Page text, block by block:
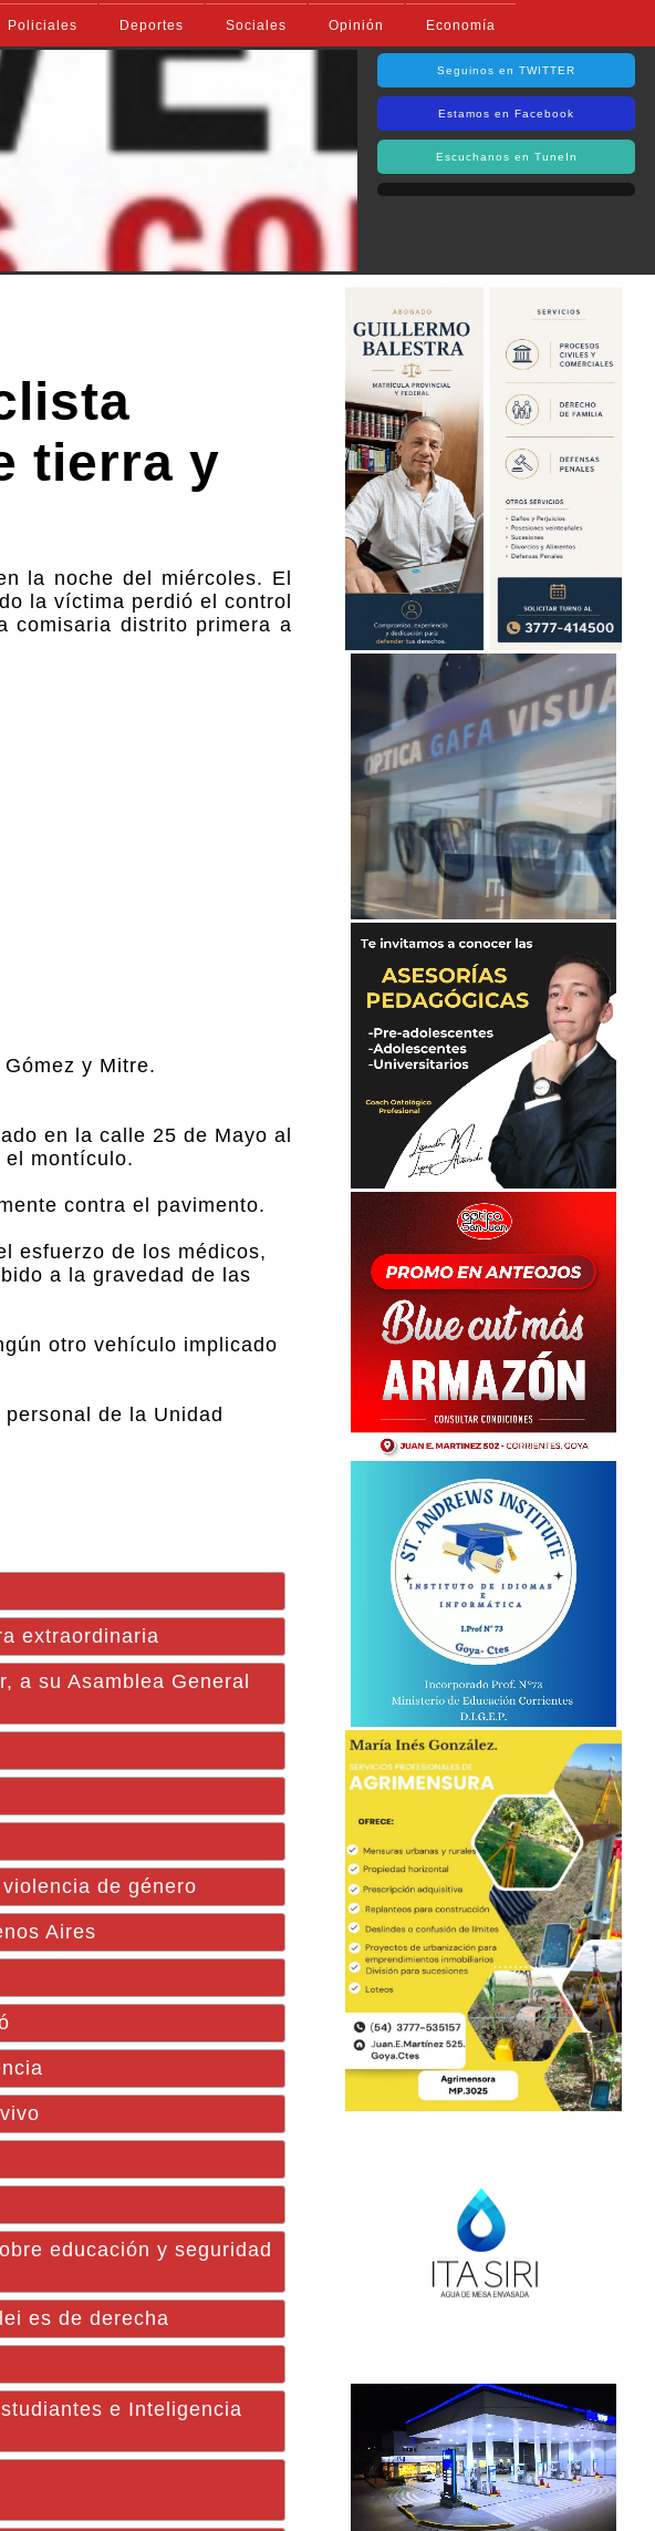
Policiales Deportes Sociales Opinión Economía
Seguinos en TWITTER
Estamos en Facebook
Escuchanos en TuneIn
tierra y
la noche del miércoles. El
la víctima perdió el control
comisaria distrito primera a
y Mitre.
en la calle 25 de Mayo al
el montículo.
contra el pavimento.
esfuerzo de los médicos,
a la gravedad de las
otro vehículo implicado
de la Unidad
extraordinaria
a su Asamblea General
de género
Aires
educación y seguridad
es de derecha
e Inteligencia